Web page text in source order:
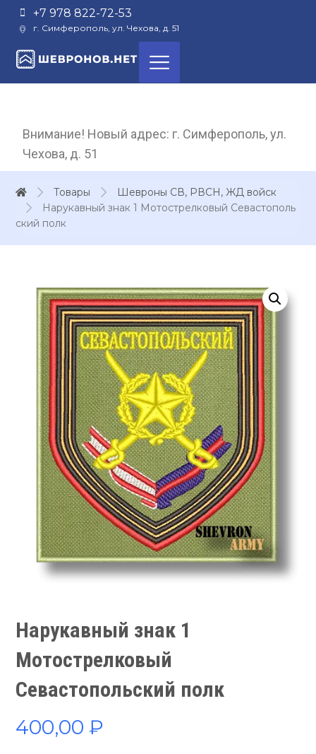
+7 978 822-72-53
г. Симферополь, ул. Чехова, д. 51
Внимание! Новый адрес: г. Симферополь, ул.
Чехова, д. 51
Товары
Шевроны СВ, РВСН, ЖД войск
Нарукавный знак 1 Мотострелковый Севастополь
ский полк
Нарукавный знак 1
Мотострелковый
Севастопольский полк
400,00₽